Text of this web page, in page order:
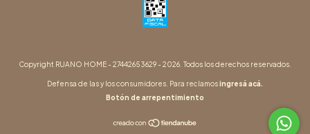
Copyright RUANO HOME - 27442653629 - 2026. Todos los derechos reservados.
Defensa de las y los consumidores. Para reclamosingresá acá.
Botón de arrepentimiento